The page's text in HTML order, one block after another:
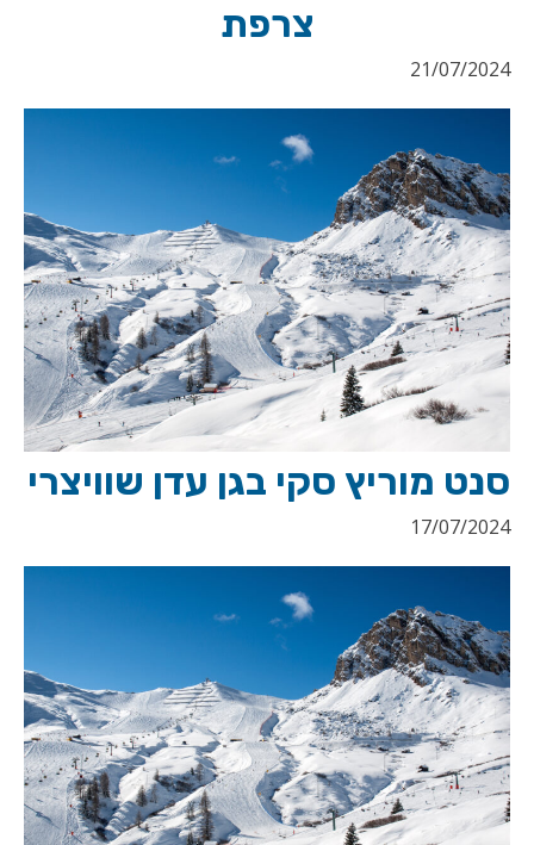
צרפת
21/07/2024
סנט מוריץ סקי בגן עדן שוויצרי
17/07/2024